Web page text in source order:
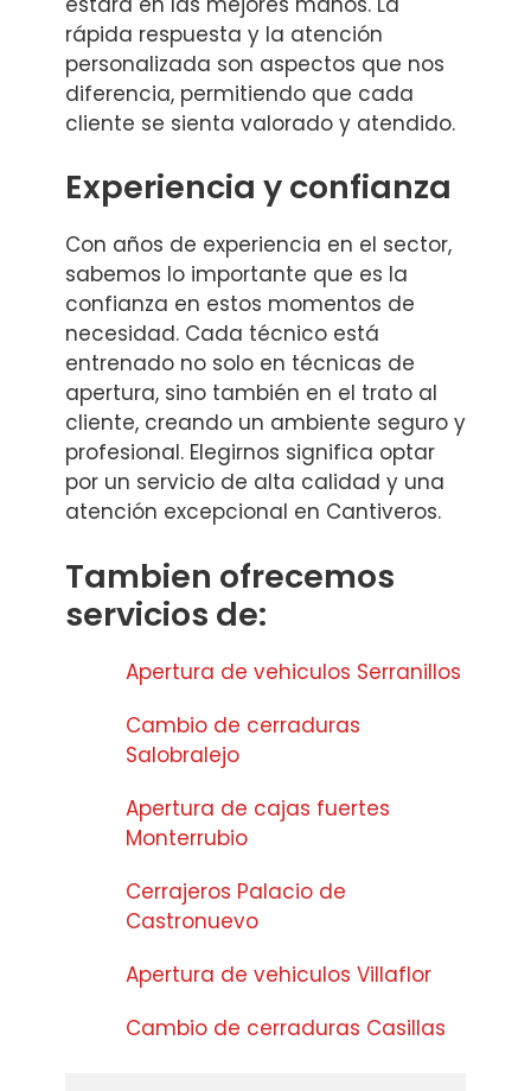
rápida respuesta y la atención
personalizada son aspectos que nos
diferencia, permitiendo que cada
cliente se sienta valorado y atendido.
Experiencia y confianza
Con años de experiencia en el sector,
sabemos lo importante que es la
confianza en estos momentos de
necesidad. Cada técnico está
entrenado no solo en técnicas de
apertura, sino también en el trato al
cliente, creando un ambiente seguro y
profesional. Elegirnos significa optar
por un servicio de alta calidad y una
atención excepcional en Cantiveros.
Tambien ofrecemos
servicios de:
Apertura de vehiculos Serranillos
Cambio de cerraduras
Salobralejo
Apertura de cajas fuertes
Monterrubio
Cerrajeros Palacio de
Castronuevo
Apertura de vehiculos Villaflor
Cambio de cerraduras Casillas